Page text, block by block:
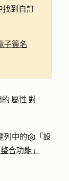
找到自訂
子簽名
屬性 對
列中的
「設
整合功能」